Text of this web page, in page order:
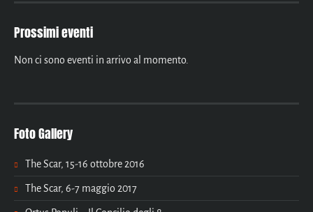
Prossimi eventi
Non ci sono eventi in arrivo al momento.
Foto Gallery
The Scar, 15-16 ottobre 2016
The Scar, 6-7 maggio 2017